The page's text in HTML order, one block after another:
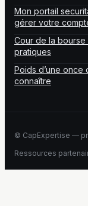
Mon portail
gérer votre
Cour de la bourse
pratiques
Poids d’une once
connaître
© CapExpertise —
Ressources